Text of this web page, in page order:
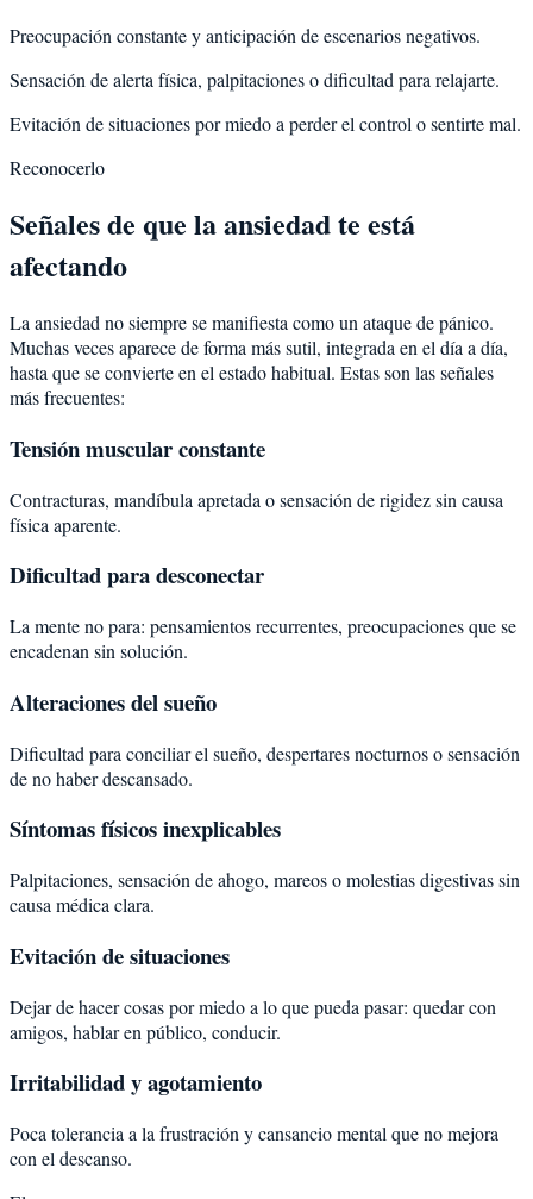
Preocupación constante y anticipación de escenarios negativos.
Sensación de alerta física, palpitaciones o dificultad para relajarte.
Evitación de situaciones por miedo a perder el control o sentirte mal.
Reconocerlo
Señales de que la ansiedad te está
afectando
La ansiedad no siempre se manifiesta como un ataque de pánico.
Muchas veces aparece de forma más sutil, integrada en el día a día,
hasta que se convierte en el estado habitual. Estas son las señales
más frecuentes:
Tensión muscular constante
Contracturas, mandíbula apretada o sensación de rigidez sin causa
física aparente.
Dificultad para desconectar
La mente no para: pensamientos recurrentes, preocupaciones que se
encadenan sin solución.
Alteraciones del sueño
Dificultad para conciliar el sueño, despertares nocturnos o sensación
de no haber descansado.
Síntomas físicos inexplicables
Palpitaciones, sensación de ahogo, mareos o molestias digestivas sin
causa médica clara.
Evitación de situaciones
Dejar de hacer cosas por miedo a lo que pueda pasar: quedar con
amigos, hablar en público, conducir.
Irritabilidad y agotamiento
Poca tolerancia a la frustración y cansancio mental que no mejora
con el descanso.